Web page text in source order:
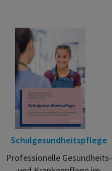
Schulgesundheitspflege
Professionelle Gesundheits-